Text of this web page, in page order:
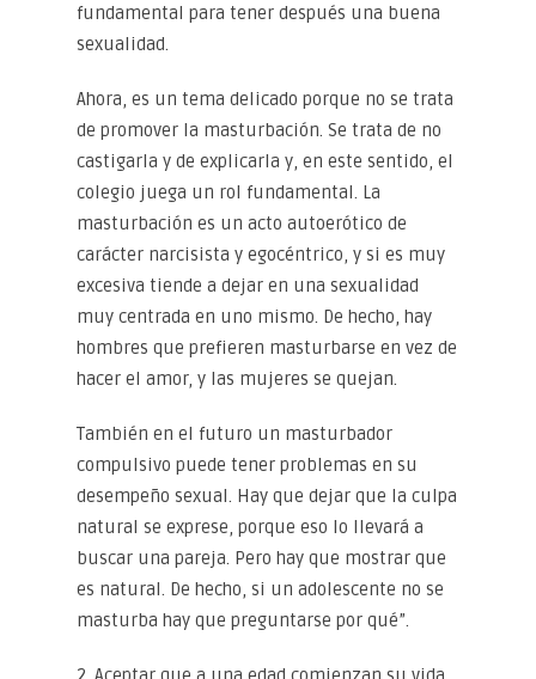
fundamental para tener después una buena
sexualidad.
Ahora, es un tema delicado porque no se trata
de promover la masturbación. Se trata de no
castigarla y de explicarla y, en este sentido, el
colegio juega un rol fundamental. La
masturbación es un acto autoerótico de
carácter narcisista y egocéntrico, y si es muy
excesiva tiende a dejar en una sexualidad
muy centrada en uno mismo. De hecho, hay
hombres que prefieren masturbarse en vez de
hacer el amor, y las mujeres se quejan.
También en el futuro un masturbador
compulsivo puede tener problemas en su
desempeño sexual. Hay que dejar que la culpa
natural se exprese, porque eso lo llevará a
buscar una pareja. Pero hay que mostrar que
es natural. De hecho, si un adolescente no se
masturba hay que preguntarse por qué”.